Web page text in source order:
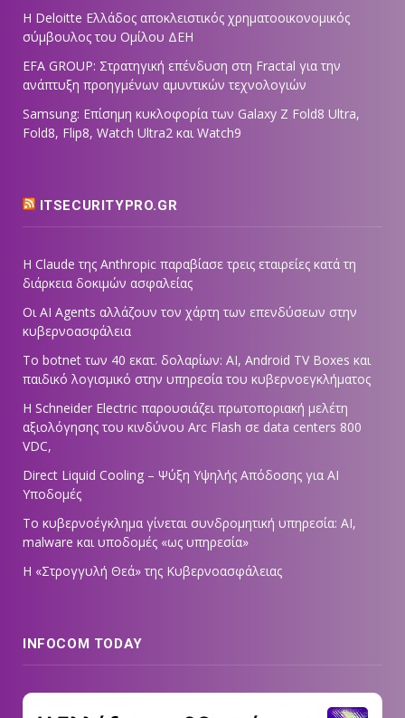
Η Deloitte Ελλάδος αποκλειστικός χρηματοοικονομικός
σύμβουλος του Ομίλου ΔΕΗ
EFA GROUP: Στρατηγική επένδυση στη Fractal για την
ανάπτυξη προηγμένων αμυντικών τεχνολογιών
Samsung: Επίσημη κυκλοφορία των Galaxy Z Fold8 Ultra,
Fold8, Flip8, Watch Ultra2 και Watch9
ITSECURITYPRO.GR
Η Claude της Anthropic παραβίασε τρεις εταιρείες κατά τη
διάρκεια δοκιμών ασφαλείας
Οι AI Agents αλλάζουν τον χάρτη των επενδύσεων στην
κυβερνοασφάλεια
Το botnet των 40 εκατ. δολαρίων: AI, Android TV Boxes και
παιδικό λογισμικό στην υπηρεσία του κυβερνοεγκλήματος
Η Schneider Electric παρουσιάζει πρωτοποριακή μελέτη
αξιολόγησης του κινδύνου Arc Flash σε data centers 800
VDC,
Direct Liquid Cooling – Ψύξη Υψηλής Απόδοσης για AI
Υποδομές
Το κυβερνοέγκλημα γίνεται συνδρομητική υπηρεσία: AI,
malware και υποδομές «ως υπηρεσία»
Η «Στρογγυλή Θεά» της Κυβερνοασφάλειας
INFOCOM TODAY